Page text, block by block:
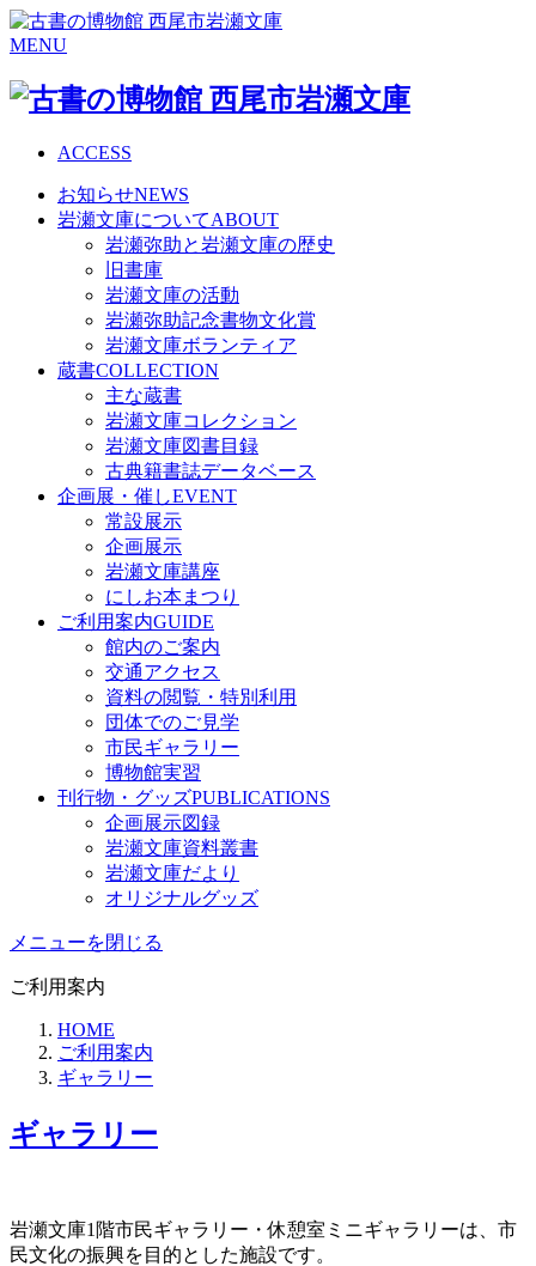
MENU
ACCESS
お知らせNEWS
岩瀬文庫についてABOUT
岩瀬弥助と岩瀬文庫の歴史
旧書庫
岩瀬文庫の活動
岩瀬弥助記念書物文化賞
岩瀬文庫ボランティア
蔵書COLLECTION
主な蔵書
岩瀬文庫コレクション
岩瀬文庫図書目録
古典籍書誌データベース
企画展・催しEVENT
常設展示
企画展示
岩瀬文庫講座
にしお本まつり
ご利用案内GUIDE
館内のご案内
交通アクセス
資料の閲覧・特別利用
団体でのご見学
市民ギャラリー
博物館実習
刊行物・グッズPUBLICATIONS
企画展示図録
岩瀬文庫資料叢書
岩瀬文庫だより
オリジナルグッズ
メニューを閉じる
ご利用案内
HOME
ご利用案内
ギャラリー
ギャラリー
岩瀬文庫1階市民ギャラリー・休憩室ミニギャラリーは、市
民文化の振興を目的とした施設です。